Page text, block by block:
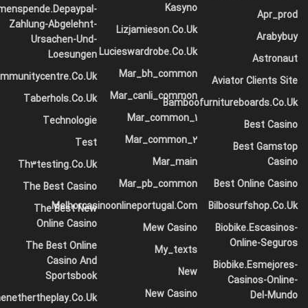
هشدار داد که از کجا آمده است هزار بار بازنویسی می شود و
همه چیزهایی که از اصل آن باقی مانده است کلمه “و” خواهد بود
و متن کوچک کور باید برگردد و به حالت خود در کشور امن
بازگردد.
و اگر او بازنویسی نشده است، آنها هنوز از او استفاده می کنند.
Consonantia، متن های کور زندگی می کنند.
طراحی و نمایش
آرامشی شگفت انگیز مالکیتتمام روح مرا گرفته است، مانند این
صبح های شیرین بهار که با تمام وجود از آن لذت می برم. من
تنها هستم، و جذابیت وجود را در این نقطه احساس می کنم، که
برای سعادت روحانی مانند من ایجاد شده است. من بسیار
خوشحالم، دوست عزیزم، آنقدر در
وجودی خود آرام و آرام
جذب شده ام که از استعدادهای خود غفلت می کنم.
Apr_prod
Arabybuy
Astronaut
Aviator Clients Site
Bamboofurnitureboards.co.uk
Best Casino
Best Gamstop
Casino
Best Online Casino
Bilbosurfshop.co.uk
Biobike.escasinos-
Online-Seguros
Biobike.esmejores-
Casinos-Online-
Del-Mundo
Kasyno
Lizjamieson.co.uk
Lucieswardrobe.co.uk
Mar_bh_common
Mar_canli_common
Mar_common_1
Mar_common_2
Mar_main
Mar_pb_common
Melhorcasinoonlineportugal.com
Mew Casino
My_texts
New
New Casino
Zahlung-Abgelehnt-
Ursachen-Und-
Loesungen
Taberhols.co.uk
Technologie
Test
Th3testing.co.uk
The Best Casino
The Best New
Online Casino
The Best Online
Casino And
Sportsbook